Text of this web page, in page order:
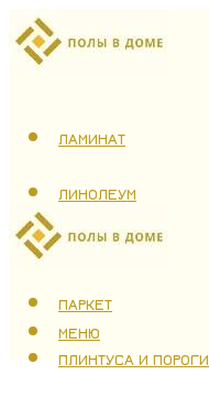
ЛАМИНАТ
ЛИНОЛЕУМ
ТЕПЛЫЙ ПОЛ
ПАРКЕТ
ПЛИНТУСА И ПОРОГИ
МЕНЮ